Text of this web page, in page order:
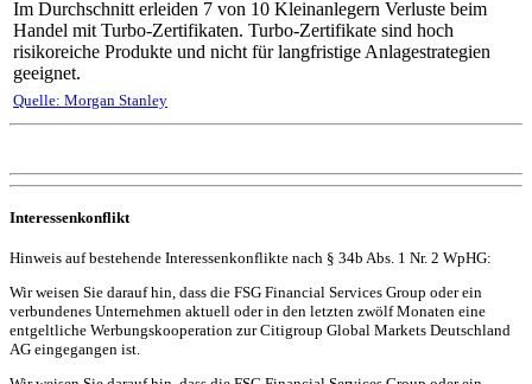
Im Durchschnitt erleiden 7 von 10 Kleinanlegern Verluste beim
Handel mit Turbo-Zertifikaten. Turbo-Zertifikate sind hoch
risikoreiche Produkte und nicht für langfristige Anlagestrategien
geeignet.
Quelle: Morgan Stanley
Interessenkonflikt
Hinweis auf bestehende Interessenkonflikte nach § 34b Abs. 1 Nr. 2 WpHG:
Wir weisen Sie darauf hin, dass die FSG Financial Services Group oder ein
verbundenes Unternehmen aktuell oder in den letzten zwölf Monaten eine
entgeltliche Werbungskooperation zur Citigroup Global Markets Deutschland
AG eingegangen ist.